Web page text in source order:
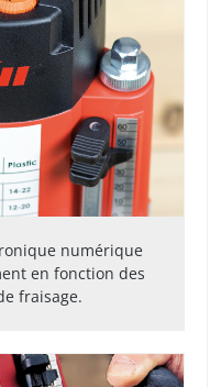
numérique
en fonction des
fraisage.